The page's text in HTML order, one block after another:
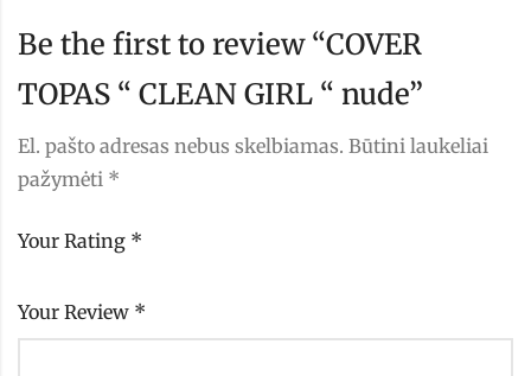
Be the first to review “COVER
TOPAS “ CLEAN GIRL “ nude”
El. pašto adresas nebus skelbiamas. Būtini laukeliai
pažymėti *
Your Rating *
Your Review *